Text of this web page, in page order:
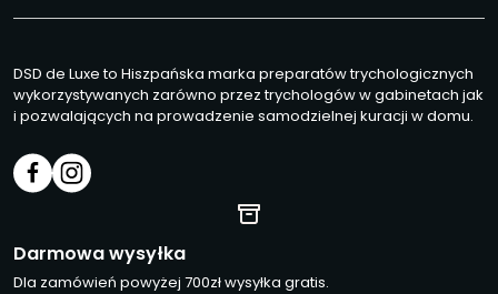
DSD de Luxe to Hiszpańska marka preparatów trychologicznych
wykorzystywanych zarówno przez trychologów w gabinetach jak
i pozwalających na prowadzenie samodzielnej kuracji w domu.
Darmowa wysyłka
Dla zamówień powyżej 700zł wysyłka gratis.